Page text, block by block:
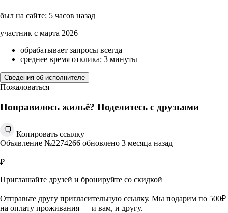
был на сайте: 5 часов назад
участник с марта 2026
обрабатывает запросы всегда
среднее время отклика: 3 минуты
Сведения об исполнителе
Пожаловаться
Понравилось жильё? Поделитесь с друзьями
Копировать ссылку
Объявление №2274266 обновлено 3 месяца назад
₽
Приглашайте друзей и бронируйте со скидкой
Отправьте другу пригласительную ссылку. Мы подарим по 500₽
на оплату проживания — и вам, и другу.